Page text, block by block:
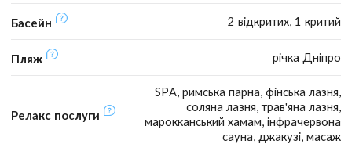
Басейн 2 відкритих, 1 критий
Пляж річка Дніпро
Релакс послуги
SPA, римська парна, фінська лазня,
соляна лазня, трав'яна лазня,
марокканський хамам, інфрачервона
сауна, джакузі, масаж